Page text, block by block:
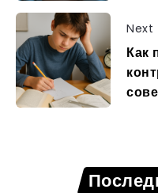
Next
Как